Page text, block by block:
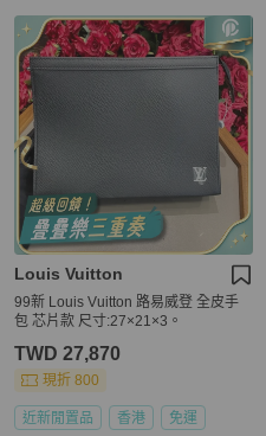
Louis Vuitton
99新 Louis Vuitton 路易威登 全皮手
包 芯片款 尺寸:27×21×3。
TWD 27,870
現折 800
近新閒置品 香港 免運